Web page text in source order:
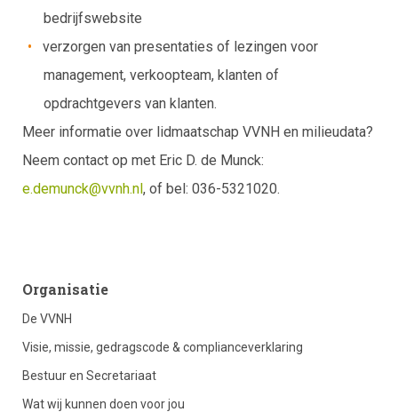
bedrijfswebsite
verzorgen van presentaties of lezingen voor
management, verkoopteam, klanten of
opdrachtgevers van klanten.
Meer informatie over lidmaatschap VVNH en milieudata?
Neem contact op met Eric D. de Munck:
e.demunck@vvnh.nl, of bel: 036-5321020.
footer
column
1
Organisatie
De VVNH
Visie, missie, gedragscode & complianceverklaring
Bestuur en Secretariaat
Wat wij kunnen doen voor jou